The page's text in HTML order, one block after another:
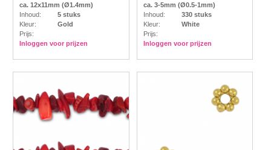
ca. 12x11mm (Ø1.4mm)
Inhoud:
5 stuks
Kleur:
Gold
Prijs:
Inloggen voor prijzen
ca. 3-5mm (Ø0.5-1mm)
Inhoud:
330 stuks
Kleur:
White
Prijs:
Inloggen voor prijzen